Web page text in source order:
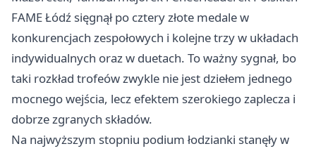
FAME Łódź sięgnął po cztery złote medale w
konkurencjach zespołowych i kolejne trzy w układach
indywidualnych oraz w duetach. To ważny sygnał, bo
taki rozkład trofeów zwykle nie jest dziełem jednego
mocnego wejścia, lecz efektem szerokiego zaplecza i
dobrze zgranych składów.
Na najwyższym stopniu podium łodzianki stanęły w